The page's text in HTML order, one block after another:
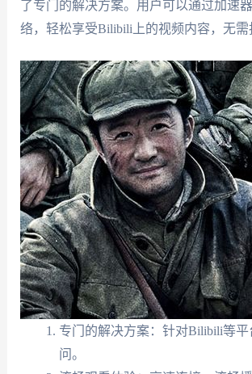
了专门的解决方案。用户可以通过加速
络，轻松享受Bilibili上的视频内容，无需
专门的解决方案：针对Bilibili等
问。